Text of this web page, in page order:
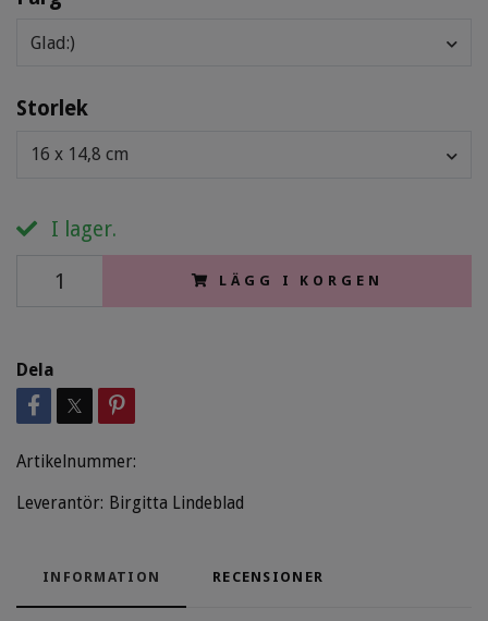
Glad:)
Storlek
16 x 14,8 cm
I lager.
LÄGG I KORGEN
Dela
Artikelnummer:
Leverantör: Birgitta Lindeblad
INFORMATION RECENSIONER